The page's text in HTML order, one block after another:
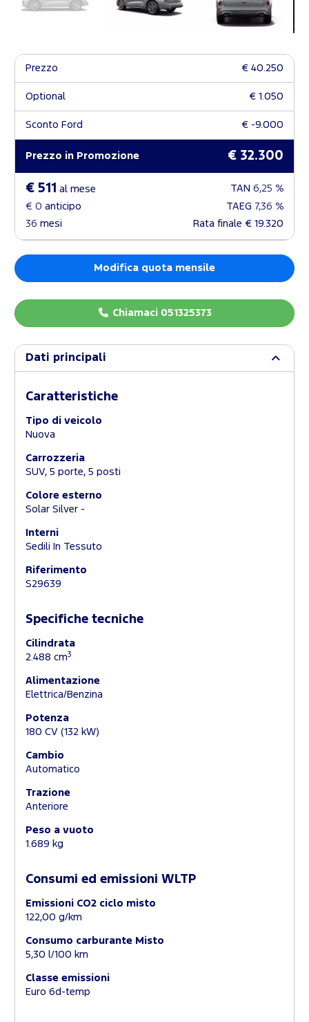
Prezzo € 40.250
Optional € 1.050
Sconto Ford € -9.000
Prezzo in Promozione € 32.300
€ 511 al mese TAN 6,25 %
€ 0 anticipo TAEG 7,36 %
36 mesi Rata finale € 19.320
Modifica quota mensile
Chiamaci 051325373
Dati principali
Caratteristiche
Tipo di veicolo
Nuova
Carrozzeria
SUV, 5 porte, 5 posti
Colore esterno
Solar Silver -
Interni
Sedili In Tessuto
Riferimento
S29639
Specifiche tecniche
Cilindrata
2.488 cm3
Alimentazione
Elettrica/Benzina
Potenza
180 CV (132 kW)
Cambio
Automatico
Trazione
Anteriore
Peso a vuoto
1.689 kg
Consumi ed emissioni WLTP
Emissioni CO2 ciclo misto
122,00 g/km
Consumo carburante Misto
5,30 l/100 km
Classe emissioni
Euro 6d-temp